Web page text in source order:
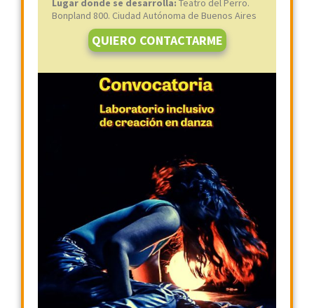
Lugar donde se desarrolla: Teatro del Perro.
Bonpland 800. Ciudad Autónoma de Buenos Aires
QUIERO CONTACTARME